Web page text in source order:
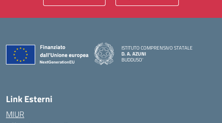
ISTITUTO COMPRENSIVO STATALE
D. A. AZUNI
BUDDUSO'
Link Esterni
MIUR